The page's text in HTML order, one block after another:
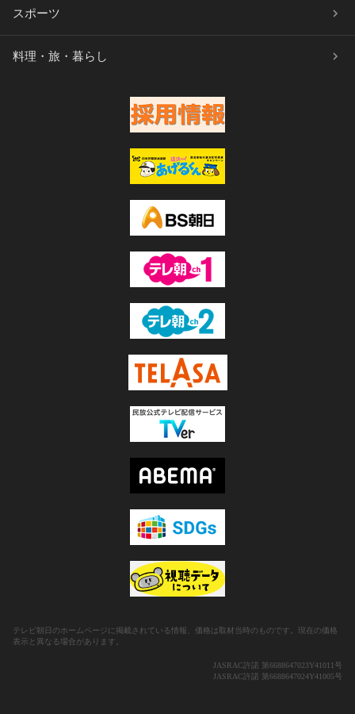
スポーツ
料理・旅・暮らし
テレビ朝日のホームページに掲載されている情報、価格は取材当時のものです。現在の価格
表示と異なる場合があります。
JASRAC許諾 第6688647023Y41011号
JASRAC許諾 第6688647024Y41005号